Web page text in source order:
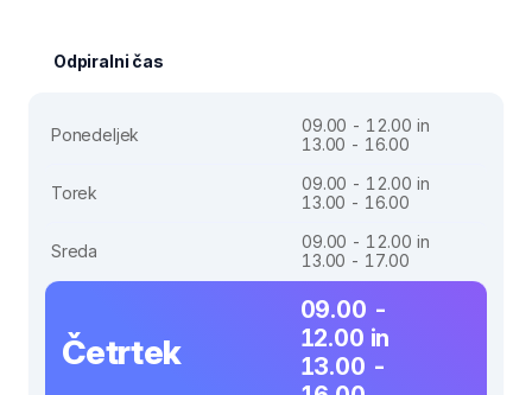
Odpiralni čas
Ponedeljek
09.00 - 12.00 in
13.00 - 16.00
Torek
09.00 - 12.00 in
13.00 - 16.00
Sreda
09.00 - 12.00 in
13.00 - 17.00
Četrtek
09.00 -
12.00 in
13.00 -